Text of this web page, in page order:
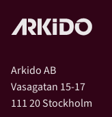
Arkido AB
Vasagatan 15-17
111 20 Stockholm